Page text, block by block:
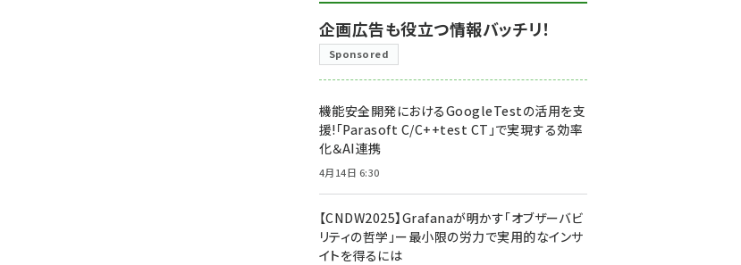
企画広告も役立つ情報バッチリ！
Sponsored
機能安全開発におけるGoogleTestの活用を支
援!「Parasoft C/C++test CT」で実現する効率
化＆AI連携
4月14日 6:30
【CNDW2025】Grafanaが明かす「オブザーバビ
リティの哲学」ー最小限の労力で実用的なインサ
イトを得るには